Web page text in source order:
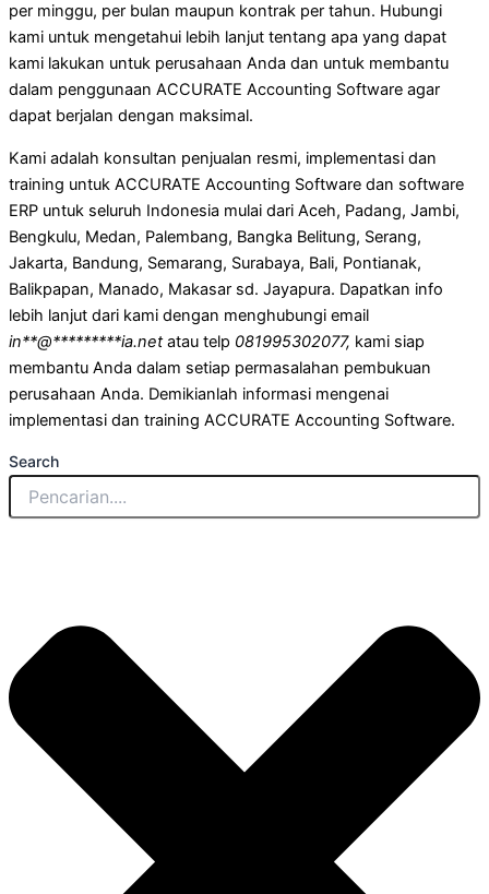
per minggu, per bulan maupun kontrak per tahun. Hubungi
kami untuk mengetahui lebih lanjut tentang apa yang dapat
kami lakukan untuk perusahaan Anda dan untuk membantu
dalam penggunaan ACCURATE Accounting Software agar
dapat berjalan dengan maksimal.
Kami adalah konsultan penjualan resmi, implementasi dan
training untuk ACCURATE Accounting Software dan software
ERP untuk seluruh Indonesia mulai dari Aceh, Padang, Jambi,
Bengkulu, Medan, Palembang, Bangka Belitung, Serang,
Jakarta, Bandung, Semarang, Surabaya, Bali, Pontianak,
Balikpapan, Manado, Makasar sd. Jayapura. Dapatkan info
lebih lanjut dari kami dengan menghubungi email
in**@*********ia.netatau telp 081995302077, kami siap
membantu Anda dalam setiap permasalahan pembukuan
perusahaan Anda. Demikianlah informasi mengenai
implementasi dan training ACCURATE Accounting Software.
Search